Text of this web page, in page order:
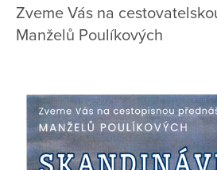
Zveme Vás na
Manželů Poulíkových